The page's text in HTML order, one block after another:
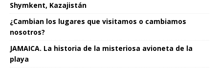
Shymkent, Kazajistán
¿Cambian los lugares que visitamos o cambiamos
nosotros?
JAMAICA. La historia de la misteriosa avioneta de la
playa